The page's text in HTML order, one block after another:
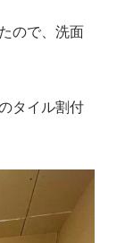
ので、洗面
タイル割付